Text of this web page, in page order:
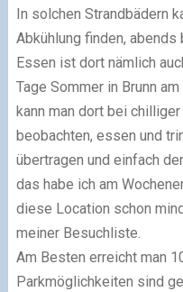
In solchen Strandbädern
Abkühlung finden,
Essen ist dort nämlich
Tage Sommer in Brunn
kann man dort bei
beobachten, essen und
übertragen und einfach
das habe ich am
diese Location schon
meiner Besuchliste.
Am Besten erreicht man
Parkmöglichkeiten sind